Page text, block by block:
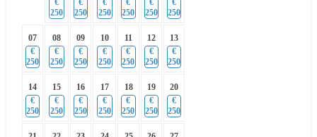
€
250
€
250
€
250
€
250
€
250
€
250
07
€
250
08
€
250
09
€
250
10
€
250
11
€
250
12
€
250
13
€
250
14
€
250
15
€
250
16
€
250
17
€
250
18
€
250
19
€
250
20
€
250